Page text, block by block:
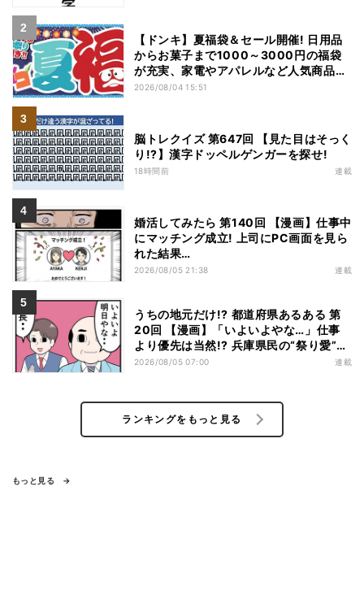
【ドンキ】夏福袋＆セール開催! 日用品
からお菓子まで1000～3000円の福袋
が充実、家電やアパレルなど人気商品も
特価
2026/08/04 15:51
脳トレクイズ 第647回 【見た目はそっく
り!?】漢字ドッペルゲンガーを探せ!
18時間前 連載
婚活してみたら 第140回 【漫画】仕事中
にマッチング成立! 上司にPC画面を見ら
れた結果…
2026/08/05 21:38 連載
うちの地元だけ!? 都道府県あるある 第
20回 【漫画】「いよいよやな…」仕事
より優先は当然!? 兵庫県民の“祭り愛”が
熱すぎた
2026/08/05 07:00 連載
ランキングをもっと見る
もっと見る